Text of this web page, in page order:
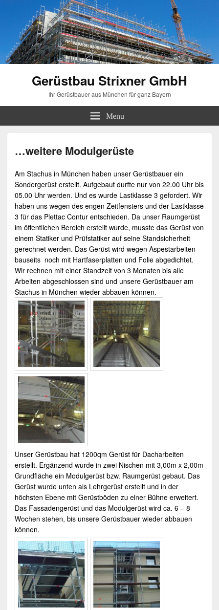
Gerüstbau Strixner GmbH
Ihr Gerüstbauer aus München für ganz Bayern
Menu
…weitere Modulgerüste
Am Stachus in München haben unser Gerüstbauer ein
Sondergerüst erstellt. Aufgebaut durfte nur von 22.00 Uhr bis
05.00 Uhr werden. Und es wurde Lastklasse 3 gefordert. Wir
haben uns wegen des engen Zeitfensters und der Lastklasse
3 für das Plettac Contur entschieden. Da unser Raumgerüst
im öffentlichen Bereich erstellt wurde, musste das Gerüst von
einem Statiker und Prüfstatiker auf seine Standsicherheit
gerechnet werden. Das Gerüst wird wegen Aspestarbeiten
bauseits noch mit Hartfaserplatten und Folie abgedichtet.
Wir rechnen mit einer Standzeit von 3 Monaten bis alle
Arbeiten abgeschlossen sind und unsere Gerüstbauer am
Stachus in München wieder abbauen können.
Unser Gerüstbau hat 1200qm Gerüst für Dacharbeiten
erstellt. Ergänzend wurde in zwei Nischen mit 3,00m x 2,00m
Grundfläche ein Modulgerüst bzw. Raumgerüst gebaut. Das
Gerüst wurde unten als Lehrgerüst erstellt und in der
höchsten Ebene mit Gerüstböden zu einer Bühne erweitert.
Das Fassadengerüst und das Modulgerüst wird ca. 6 – 8
Wochen stehen, bis unsere Gerüstbauer wieder abbauen
können.